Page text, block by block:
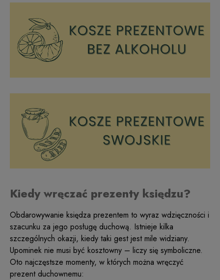
Kiedy wręczać prezenty księdzu?
Obdarowywanie księdza prezentem to wyraz wdzięczności i
szacunku za jego posługę duchową. Istnieje kilka
szczególnych okazji, kiedy taki gest jest mile widziany.
Upominek nie musi być kosztowny – liczy się symboliczne.
Oto najczęstsze momenty, w których można wręczyć
prezent duchownemu: